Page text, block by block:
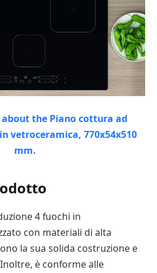
4 fuochi in
con materiali di alta
la sua solida costruzione e
è conforme alle